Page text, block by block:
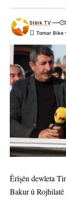
Stêrk TV
Êrîşên dewleta
Bakur û Rojhilatê